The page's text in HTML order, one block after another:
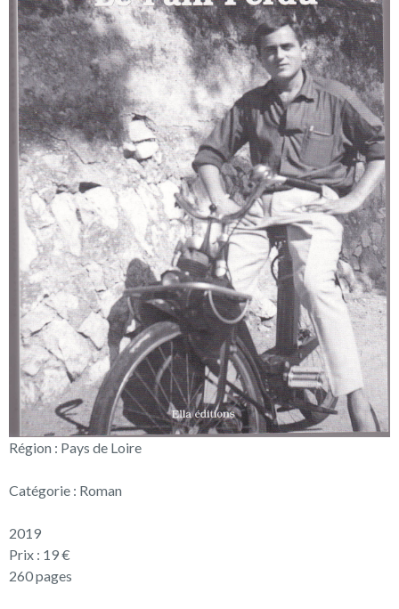
Région : Pays de Loire
Catégorie : Roman
2019
Prix : 19 €
260 pages